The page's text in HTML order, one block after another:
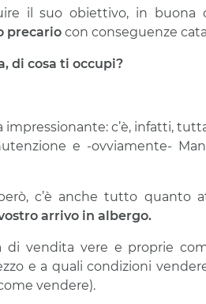
il suo obiettivo, in buona
precario con conseguenze
di cosa ti occupi?
c’è, infatti,
e -ovviamente-
c’è anche tutto quanto
arrivo in albergo.
vendita vere e proprie
e a quali condizioni
vendere).